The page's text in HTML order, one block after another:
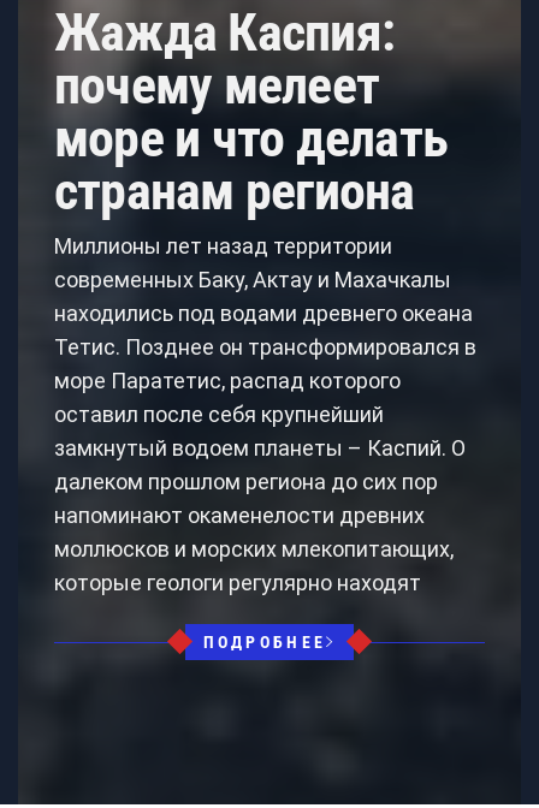
Жажда Каспия:
почему мелеет
море и что делать
странам региона
Миллионы лет назад территории
современных Баку, Актау и Махачкалы
находились под водами древнего океана
Тетис. Позднее он трансформировался в
море Паратетис, распад которого
оставил после себя крупнейший
замкнутый водоем планеты – Каспий. О
далеком прошлом региона до сих пор
напоминают окаменелости древних
моллюсков и морских млекопитающих,
которые геологи регулярно находят
ПОДРОБНЕЕ